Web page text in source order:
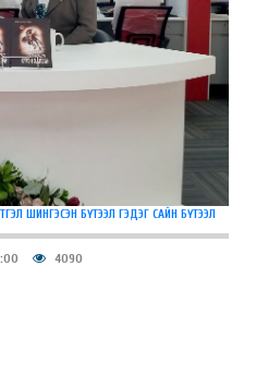
ШИНГЭСЭН БҮТЭЭЛ ГЭДЭГ САЙН БҮТЭЭЛ
4090